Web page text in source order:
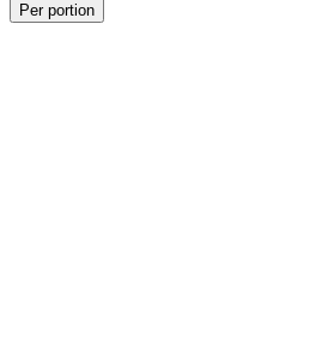
Per portion